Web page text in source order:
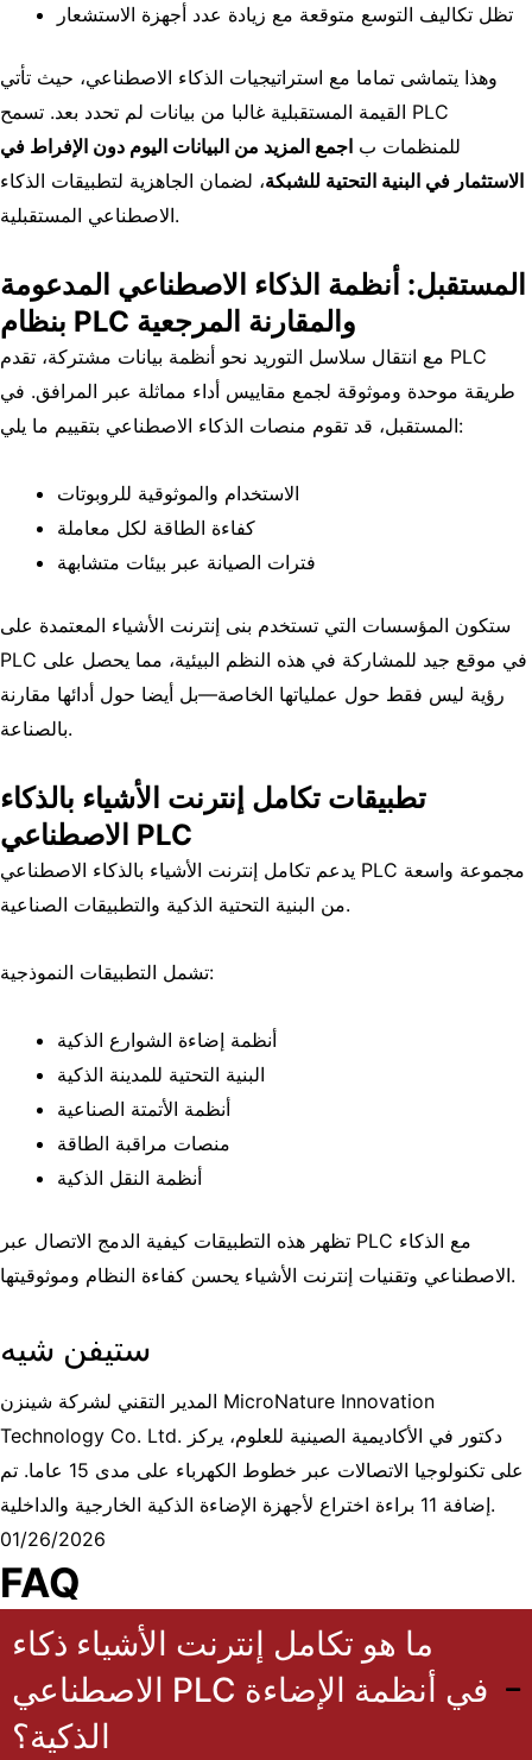
تظل تكاليف التوسع متوقعة مع زيادة عدد أجهزة الاستشعار
وهذا يتماشى تماما مع استراتيجيات الذكاء الاصطناعي، حيث تأتي
القيمة المستقبلية غالبا من بيانات لم تحدد بعد. تسمح PLC
للمنظمات ب اجمع المزيد من البيانات اليوم دون الإفراط في
الاستثمار في البنية التحتية للشبكة، لضمان الجاهزية لتطبيقات الذكاء
الاصطناعي المستقبلية.
المستقبل: أنظمة الذكاء الاصطناعي المدعومة
بنظام PLC والمقارنة المرجعية
مع انتقال سلاسل التوريد نحو أنظمة بيانات مشتركة، تقدم PLC
طريقة موحدة وموثوقة لجمع مقاييس أداء مماثلة عبر المرافق. في
المستقبل، قد تقوم منصات الذكاء الاصطناعي بتقييم ما يلي:
الاستخدام والموثوقية للروبوتات
كفاءة الطاقة لكل معاملة
فترات الصيانة عبر بيئات متشابهة
ستكون المؤسسات التي تستخدم بنى إنترنت الأشياء المعتمدة على
PLC في موقع جيد للمشاركة في هذه النظم البيئية، مما يحصل على
رؤية ليس فقط حول عملياتها الخاصة—بل أيضا حول أدائها مقارنة
بالصناعة.
تطبيقات تكامل إنترنت الأشياء بالذكاء
الاصطناعي PLC
يدعم تكامل إنترنت الأشياء بالذكاء الاصطناعي PLC مجموعة واسعة
من البنية التحتية الذكية والتطبيقات الصناعية.
تشمل التطبيقات النموذجية:
أنظمة إضاءة الشوارع الذكية
البنية التحتية للمدينة الذكية
أنظمة الأتمتة الصناعية
منصات مراقبة الطاقة
أنظمة النقل الذكية
تظهر هذه التطبيقات كيفية الدمج الاتصال عبر PLC مع الذكاء
الاصطناعي وتقنيات إنترنت الأشياءيحسن كفاءة النظام وموثوقيتها.
ستيفن شيه
المدير التقني لشركة شينزن MicroNature Innovation
Technology Co. Ltd. دكتور في الأكاديمية الصينية للعلوم، يركز
على تكنولوجيا الاتصالات عبر خطوط الكهرباء على مدى 15 عاما. تم
إضافة 11 براءة اختراع لأجهزة الإضاءة الذكية الخارجية والداخلية.
01/26/2026
FAQ
ما هو تكامل إنترنت الأشياء ذكاء
الاصطناعي PLC في أنظمة الإضاءة
الذكية؟